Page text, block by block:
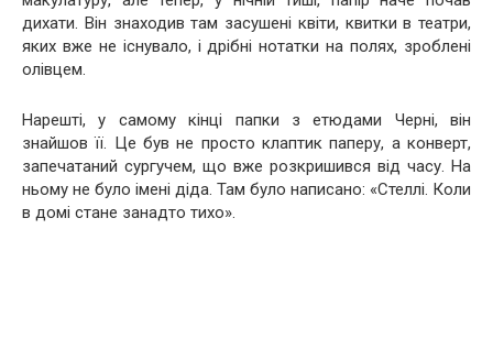
дихати. Він знаходив там засушені квіти, квитки в театри,
яких вже не існувало, і дрібні нотатки на полях, зроблені
олівцем.
Нарешті, у самому кінці папки з етюдами Черні, він
знайшов її. Це був не просто клаптик паперу, а конверт,
запечатаний сургучем, що вже розкришився від часу. На
ньому не було імені діда. Там було написано: «Стеллі. Коли
в домі стане занадто тихо».